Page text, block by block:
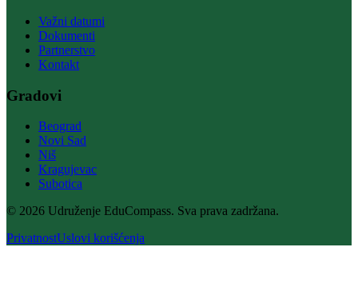
Važni datumi
Dokumenti
Partnerstvo
Kontakt
Gradovi
Beograd
Novi Sad
Niš
Kragujevac
Subotica
© 2026 Udruženje EduCompass. Sva prava zadržana.
PrivatnostUslovi korišćenja